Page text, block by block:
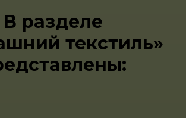
В разделе
текстиль»